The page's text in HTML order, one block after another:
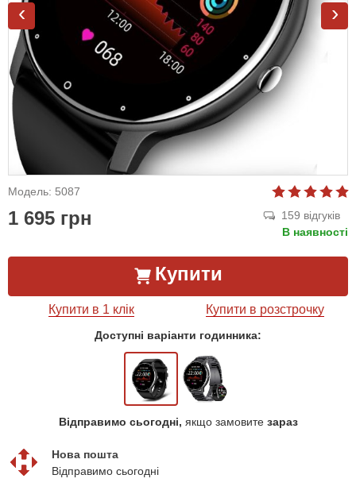
‹ ›
Модель: 5087
1 695 грн
159 відгуків
В наявності
Купити
Купити в 1 клік Купити в розстрочку
Доступні варіанти годинника:
Відправимо сьогодні, якщо замовите зараз
Нова пошта
Відправимо сьогодні